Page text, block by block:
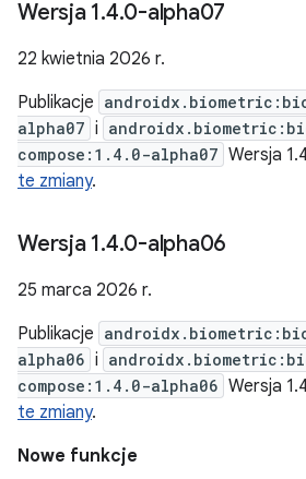
Wersja 1.4.0-alpha07
22 kwietnia 2026 r.
Publikacje
alpha07 i
compose:1.4.0-alpha07 Wersja
te zmiany.
Wersja 1.4.0-alpha06
25 marca 2026 r.
Publikacje
alpha06 i
compose:1.4.0-alpha06 Wersja
te zmiany.
Nowe funkcje